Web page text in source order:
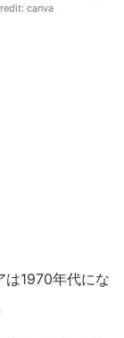
canva
は1970年代にな